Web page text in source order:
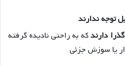
توجه ندارند
دارندکه به راحتی نادیده گرفته
یا سوزش جزئی